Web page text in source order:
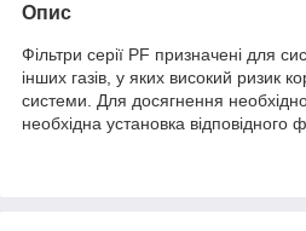
Опис
Фільтри серії PF призначені для
інших газів, у яких високий ризик
системи. Для досягнення
необхідна установка відповідного